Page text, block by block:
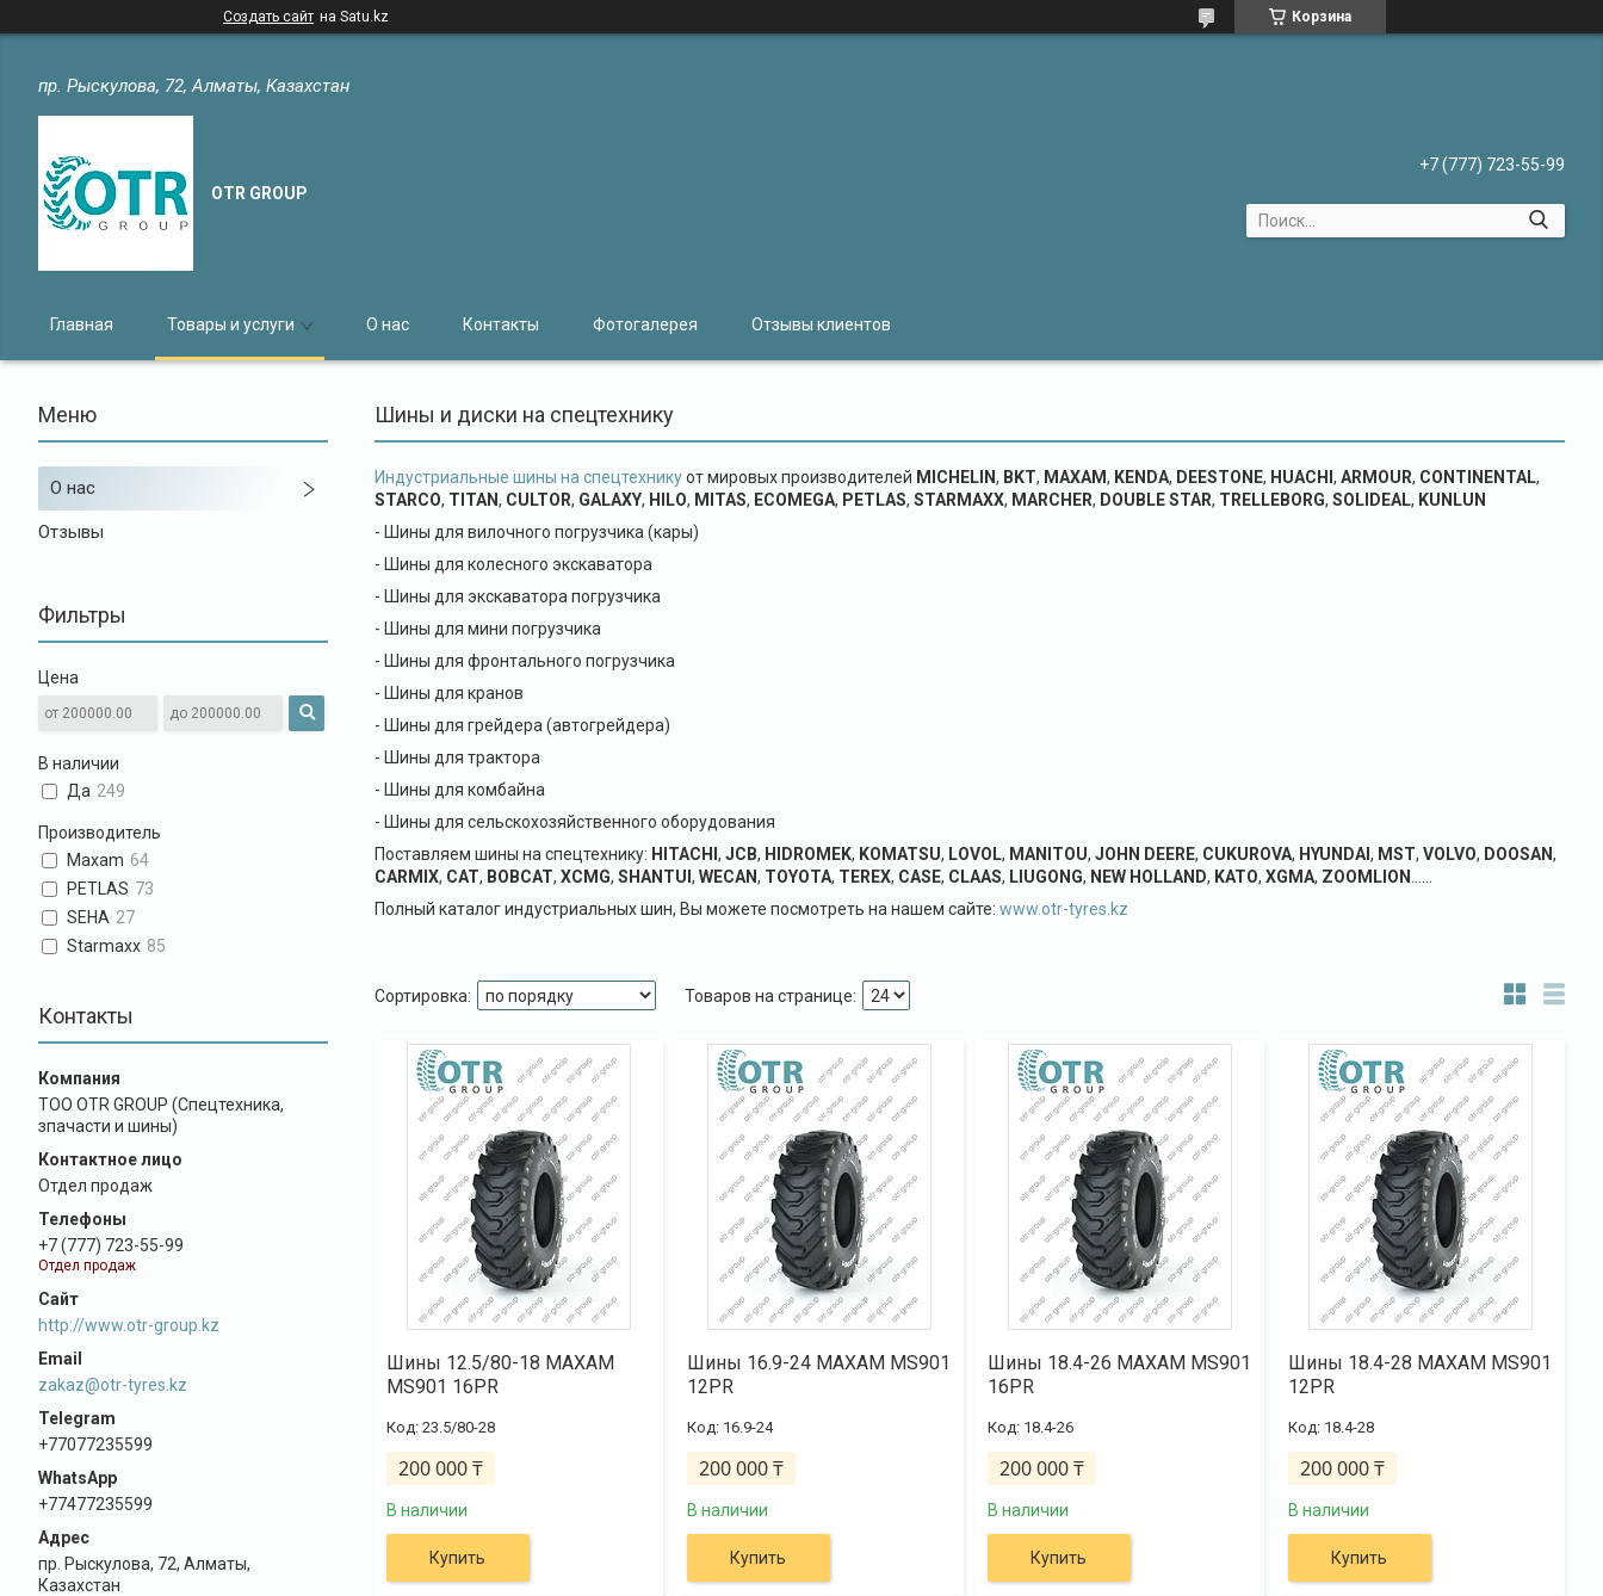
Создать сайт на Satu.kz Корзина
пр. Рыскулова, 72, Алматы, Казахстан
OTR GROUP
+7 (777) 723-55-99
Главная Товары и услуги О нас Контакты Фотогалерея Отзывы клиентов
О нас
Отзывы
Фильтры
Цена
В наличии
Да 249
Производитель
Maxam 64
PETLAS 73
SEHA 27
Starmaxx 85
Контакты
ТОО OTR GROUP (Спецтехника,
зпачасти и шины)
Отдел продаж
+7 (777) 723-55-99
Отдел продаж
http://www.otr-group.kz
zakaz@otr-tyres.kz
+77077235599
+77477235599
пр. Рыскулова, 72, Алматы,
Казахстан
Шины и диски на спецтехнику
Индустриальные шины на спецтехникуот мировых производителей MICHELIN, BKT, MAXAM, KENDA, DEESTONE, HUACHI , ARMOUR, CONTINENTAL,
STARCO, TITAN, CULTOR, GALAXY, HILO, MITAS, ECOMEGA, PETLAS, STARMAXX, MARCHER, DOUBLE STAR, TRELLEBORG, SOLIDEAL, KUNLUN
- Шины для вилочного погрузчика (кары)
- Шины для колесного экскаватора
- Шины для экскаватора погрузчика
- Шины для мини погрузчика
- Шины для фронтального погрузчика
- Шины для кранов
- Шины для грейдера (автогрейдера)
- Шины для трактора
- Шины для комбайна
- Шины для сельскохозяйственного оборудования
Поставляем шины на спецтехнику: HITACHI , JCB, HIDROMEK, KOMATSU, LOVOL, MANITOU, JOHN DEERE, CUKUROVA, HYUNDAI , MST, VOLVO, DOOSAN,
CARMIX, CAT, BOBCAT, XCMG, SHANTUI , WECAN, TOYOTA, TEREX, CASE, CLAAS, LIUGONG, NEW HOLLAND, KATO, XGMA, ZOOMLION
Полный каталог индустриальных шин, Вы можете посмотреть на нашем сайте: www.otr-tyres.kz
Шины 12.5/80-18 MAXAM
MS901 16PR
23.5/80-28
200 000 ₸
В наличии
Купить
Шины 16.9-24 MAXAM MS901
12PR
16.9-24
200 000 ₸
В наличии
Купить
Шины 18.4-26 MAXAM MS901
16PR
18.4-26
200 000 ₸
В наличии
Купить
Шины 18.4-28 MAXAM MS901
12PR
18.4-28
200 000 ₸
В наличии
Купить